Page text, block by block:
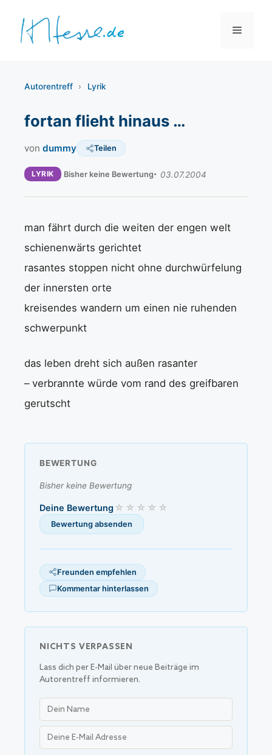
Inhalt
springen
Menü
Autorentreff › Lyrik
fortan flieht hinaus …
von dummy Teilen
LYRIK Bisher keine Bewertung 03.07.2004
man fährt durch die weiten der engen welt
schienenwärts gerichtet
rasantes stoppen nicht ohne durchwürfelung
der innersten orte
kreisendes wandern um einen nie ruhenden
schwerpunkt
das leben dreht sich außen rasanter
– verbrannte würde vom rand des greifbaren
gerutscht
BEWERTUNG
Bisher keine Bewertung
Deine Bewertung
Freunden empfehlen
Kommentar hinterlassen
NICHTS VERPASSEN
Lass dich per E-Mail über neue Beiträge im
Autorentreff informieren.